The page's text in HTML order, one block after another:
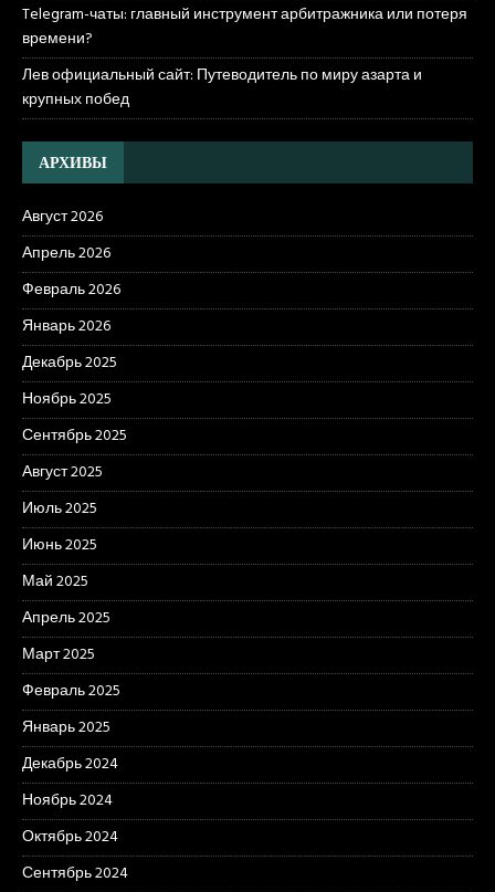
Telegram-чаты: главный инструмент арбитражника или потеря
времени?
Лев официальный сайт: Путеводитель по миру азарта и
крупных побед
АРХИВЫ
Август 2026
Апрель 2026
Февраль 2026
Январь 2026
Декабрь 2025
Ноябрь 2025
Сентябрь 2025
Август 2025
Июль 2025
Июнь 2025
Май 2025
Апрель 2025
Март 2025
Февраль 2025
Январь 2025
Декабрь 2024
Ноябрь 2024
Октябрь 2024
Сентябрь 2024